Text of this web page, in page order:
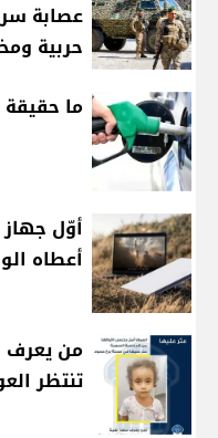
عصابة
حربية
ما حقيقة
أوّل
أعطاه
من يعرف
تنتظر